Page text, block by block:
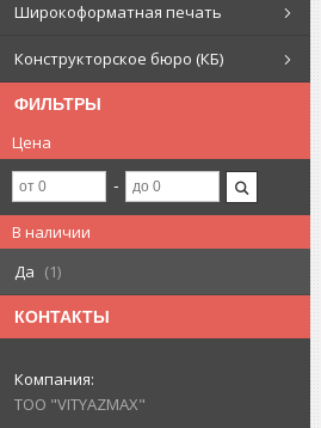
Широкоформатная печать
Конструкторское бюро (КБ)
ФИЛЬТРЫ
Цена
В наличии
Да
1
КОНТАКТЫ
ТОО "VITYAZMAX"